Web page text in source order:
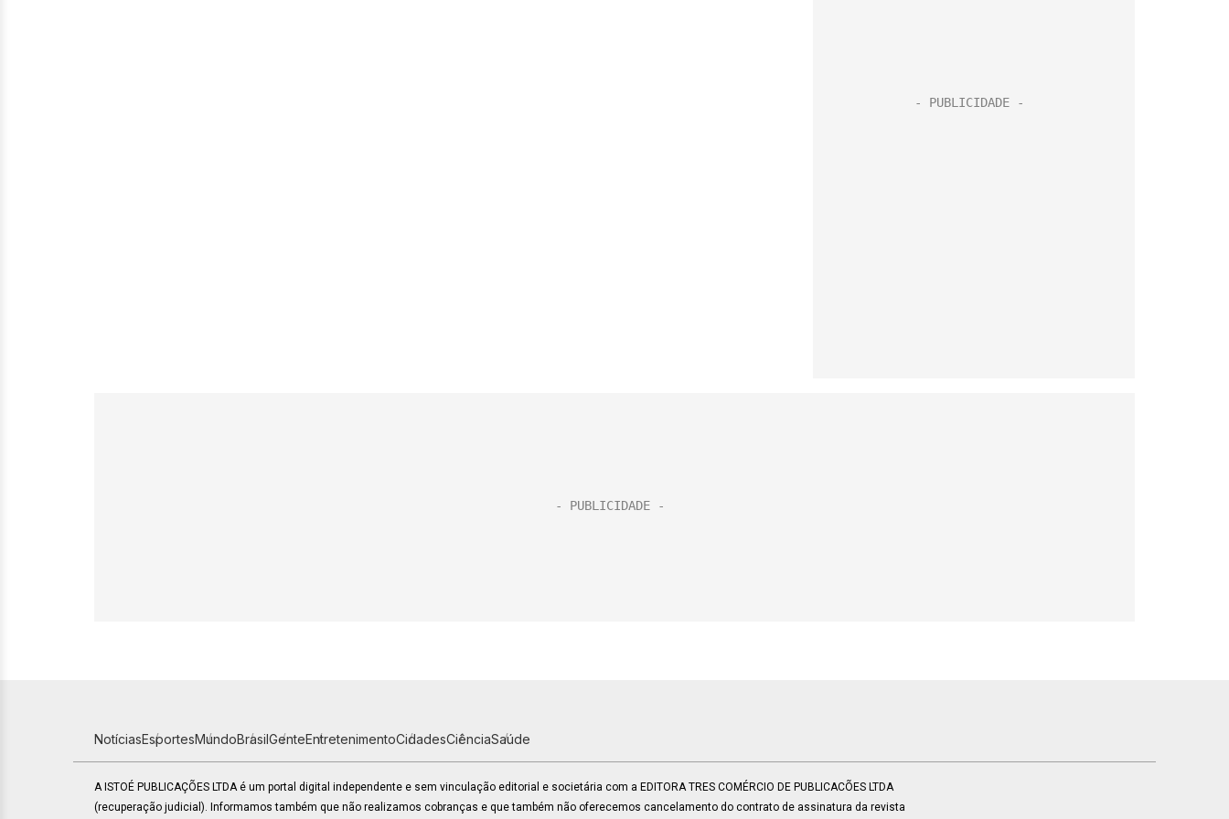
NotíciasEsportesMundoBrasilGenteEntretenimentoCidadesCiênciaSaúde
A ISTOÉ PUBLICAÇÕES LTDA é um portal digital independente e sem vinculação editorial e societária com a EDITORA TRES COMÉRCIO DE PUBLICACÕES LTDA
(recuperação judicial). Informamos também que não realizamos cobranças e que também não oferecemos cancelamento do contrato de assinatura da revista